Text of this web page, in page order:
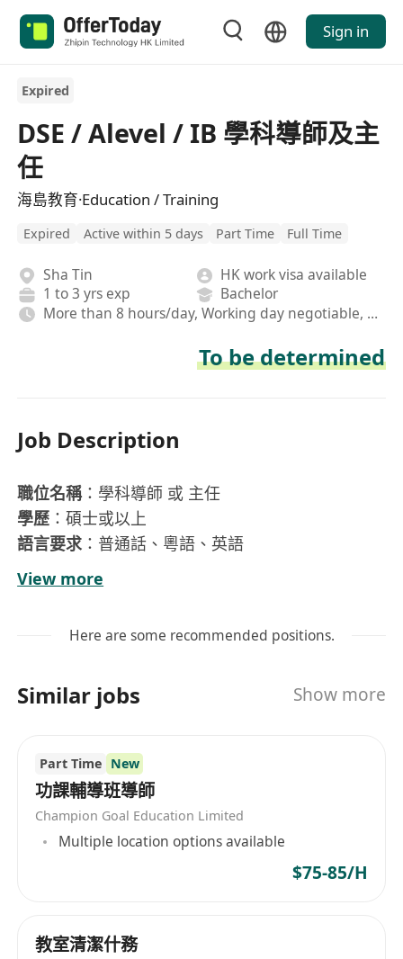
Sign in
Expired
DSE / Alevel / IB 學科導師及主
任
海島教育·Education / Training
Expired Active within 5 days Part Time Full Time
Sha Tin
HK work visa available
1 to 3 yrs exp
Bachelor
More than 8 hours/day, Working day negotiable, Hybrid
To be determined
Job Description
職位名稱 ：學科導師 或 主任
學歷 ：碩士或以上
語言要求 ：普通話、粵語、英語
職位職責
負責DSE、A-Level、IB課程的教學工作；
業，定期進行學業評估及回饋；
的教學資源；
職位要求
具備DSE、A-Level、IB課程教學經驗；
持有應聘學段及科目的教師資格證者優先；
具備良好的英語（聽、說、讀、寫）能力；
精通DSE等課程的評分標準及考核要求；
廣東省（廣州、深圳）/福建省（福州、晉江、廈
View more
Here are some recommended positions.
Similar jobs Show more
Part Time New
功課輔導班導師
Champion Goal Education Limited
Multiple location options available
$75-85/H
教室清潔什務